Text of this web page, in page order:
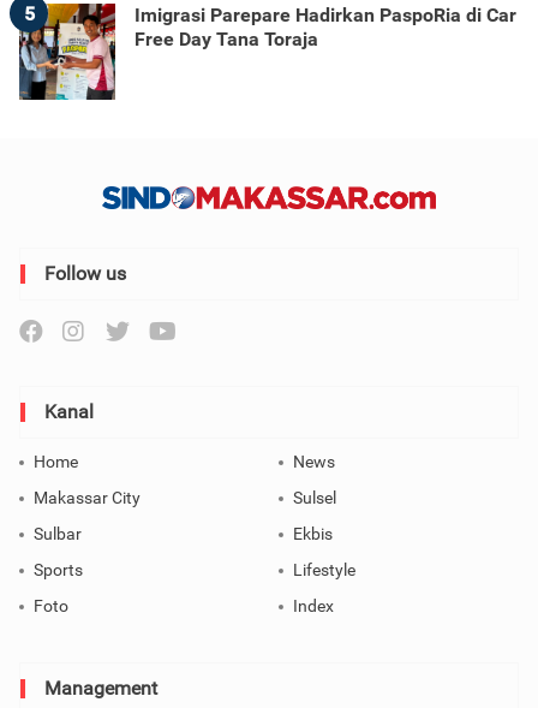
5
Imigrasi Parepare Hadirkan PaspoRia di Car
Free Day Tana Toraja
Follow us
Kanal
Home
News
Makassar City
Sulsel
Sulbar
Ekbis
Sports
Lifestyle
Foto
Index
Management